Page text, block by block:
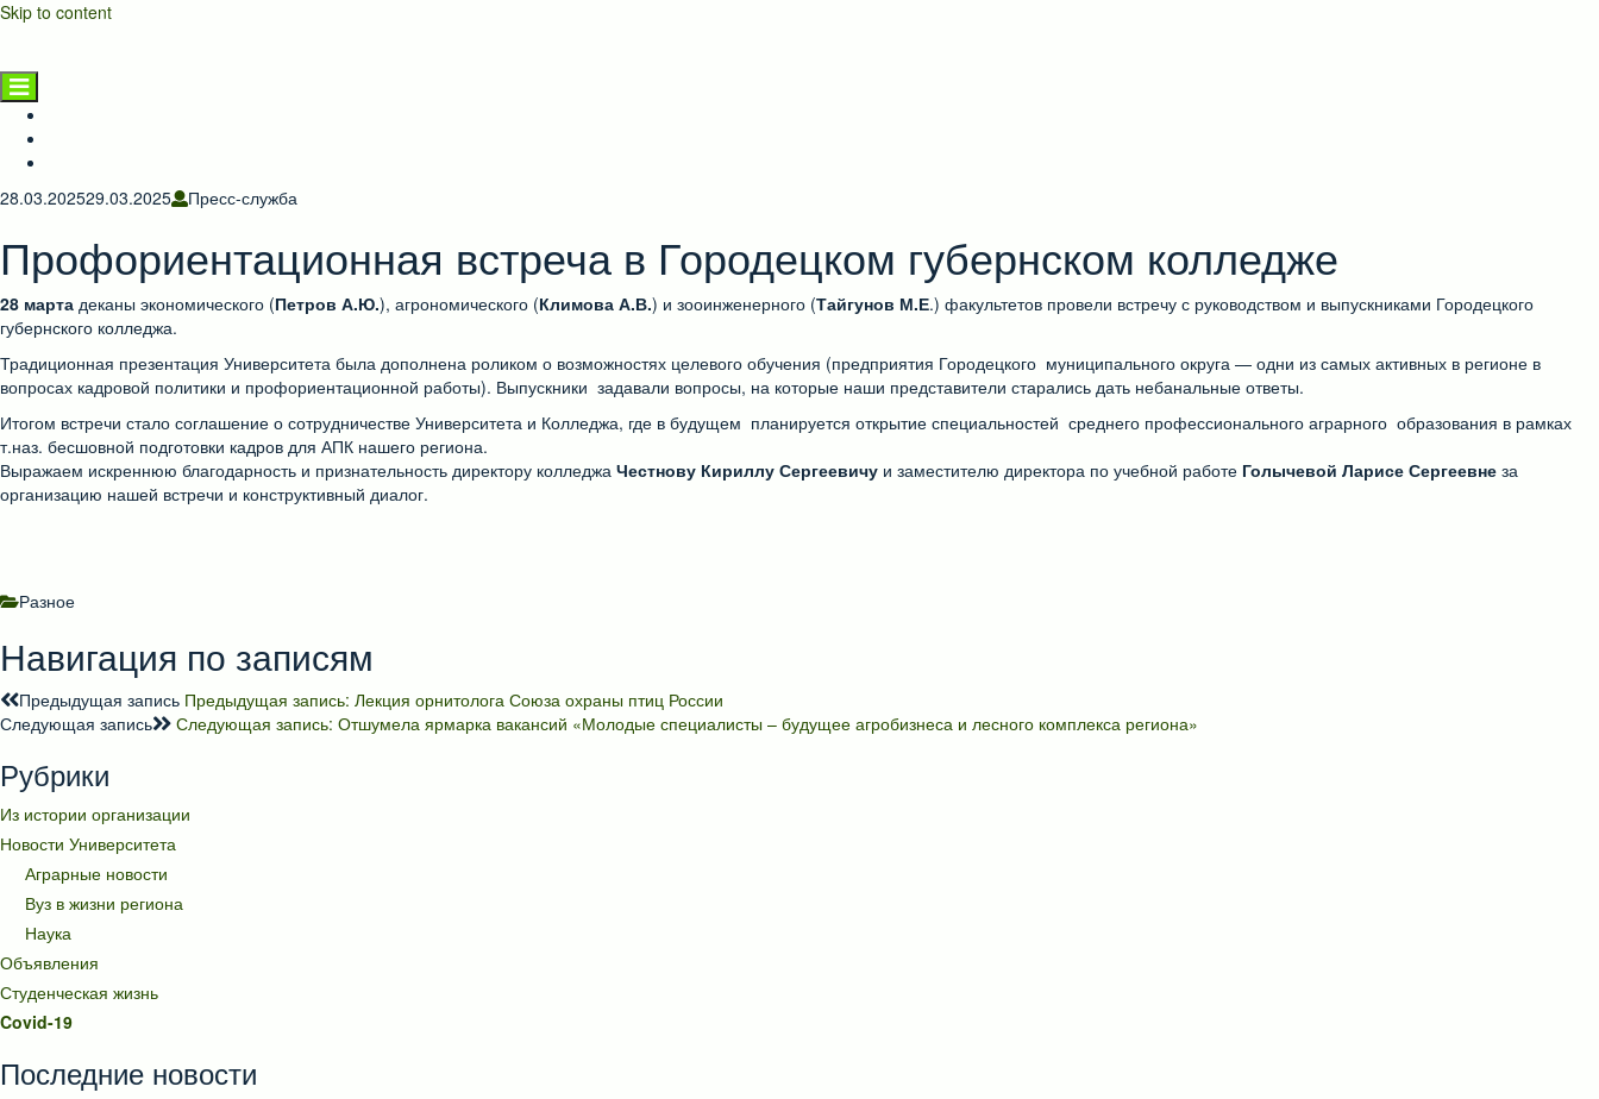
Skip to content
28.03.202529.03.2025 Пресс-служба
Профориентационная встреча в Городецком губернском колледже
28 марта деканы экономического (Петров А.Ю.), агрономического (Климова А.В.) и зооинженерного (Тайгунов М.Е.) факультетов провели встречу с руководством и выпускниками Городецкого
губернского колледжа.
Традиционная презентация Университета была дополнена роликом о возможностях целевого обучения (предприятия Городецкого муниципального округа — одни из самых активных в регионе в
вопросах кадровой политики и профориентационной работы). Выпускники задавали вопросы, на которые наши представители старались дать небанальные ответы.
Итогом встречи стало соглашение о сотрудничестве Университета и Колледжа, где в будущем планируется открытие специальностей среднего профессионального аграрного образования в рамках
т.наз. бесшовной подготовки кадров для АПК нашего региона.
Выражаем искреннюю благодарность и признательность директору колледжа Честнову Кириллу Сергеевичу и заместителю директора по учебной работе Голычевой Ларисе Сергеевне за
организацию нашей встречи и конструктивный диалог.
Разное
Навигация по записям
Предыдущая запись Предыдущая запись: Лекция орнитолога Союза охраны птиц России
Следующая запись
Следующая запись: Отшумела ярмарка вакансий «Молодые специалисты – будущее агробизнеса и лесного комплекса региона»
Рубрики
Из истории организации
Новости Университета
Аграрные новости
Вуз в жизни региона
Наука
Объявления
Студенческая жизнь
Covid-19
Последние новости